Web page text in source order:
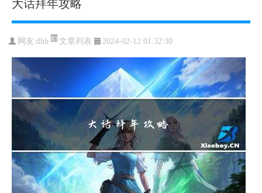
网友:dhb 文章列表 2024-02-12 01:32:30